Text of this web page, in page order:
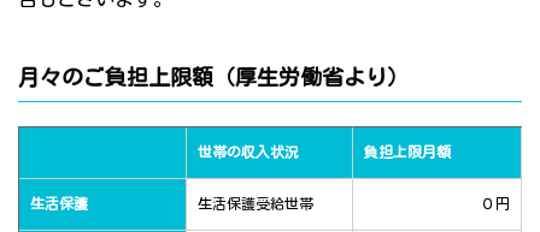
月々のご負担上限額（厚生労働省より）
世帯の収入状況 負担上限月額
生活保護 生活保護受給世帯 ０円